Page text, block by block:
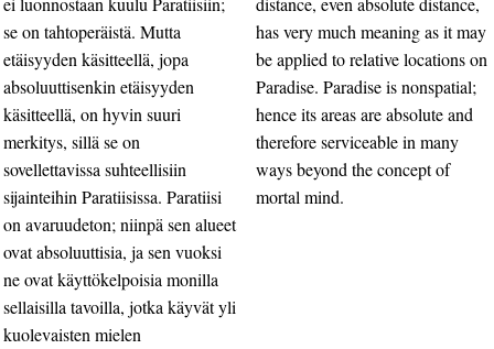
se on tahtoperäistä. Mutta
etäisyyden käsitteellä, jopa
absoluuttisenkin etäisyyden
käsitteellä, on hyvin suuri
merkitys, sillä se on
sovellettavissa suhteellisiin
sijainteihin Paratiisissa. Paratiisi
on avaruudeton; niinpä sen alueet
ovat absoluuttisia, ja sen vuoksi
ne ovat käyttökelpoisia monilla
sellaisilla tavoilla, jotka käyvät yli
kuolevaisten mielen
has very much meaning as it may
be applied to relative locations on
Paradise. Paradise is nonspatial;
hence its areas are absolute and
therefore serviceable in many
ways beyond the concept of
mortal mind.